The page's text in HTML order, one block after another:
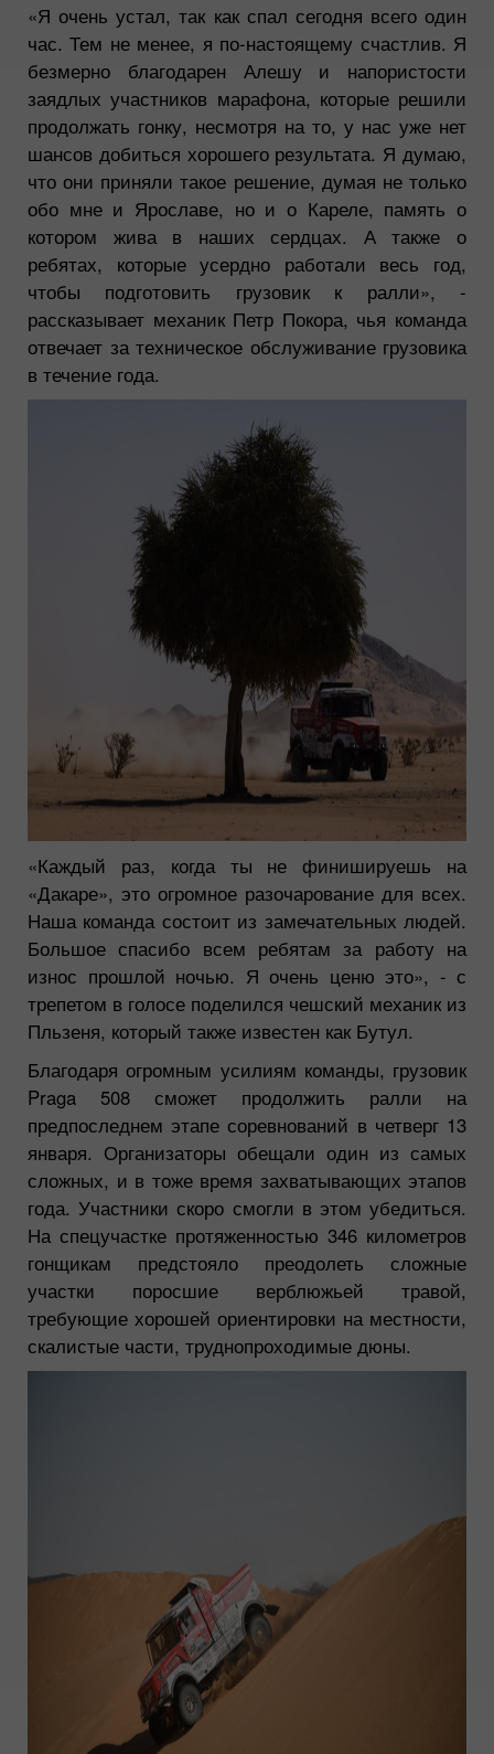
«Я очень устал, так как спал сегодня всего один
час. Тем не менее, я по-настоящему счастлив. Я
безмерно благодарен Алешу и напористости
заядлых участников марафона, которые решили
продолжать гонку, несмотря на то, у нас уже нет
шансов добиться хорошего результата. Я думаю,
что они приняли такое решение, думая не только
обо мне и Ярославе, но и о Кареле, память о
котором жива в наших сердцах. А также о
ребятах, которые усердно работали весь год,
чтобы подготовить грузовик к ралли», -
рассказывает механик Петр Покора, чья команда
отвечает за техническое обслуживание грузовика
в течение года.
«Каждый раз, когда ты не финишируешь на
«Дакаре», это огромное разочарование для всех.
Наша команда состоит из замечательных людей.
Большое спасибо всем ребятам за работу на
износ прошлой ночью. Я очень ценю это», - с
трепетом в голосе поделился чешский механик из
Пльзеня, который также известен как Бутул.
Благодаря огромным усилиям команды, грузовик
Praga 508 сможет продолжить ралли на
предпоследнем этапе соревнований в четверг 13
января. Организаторы обещали один из самых
сложных, и в тоже время захватывающих этапов
года. Участники скоро смогли в этом убедиться.
На спецучастке протяженностью 346 километров
гонщикам предстояло преодолеть сложные
участки поросшие верблюжьей травой,
требующие хорошей ориентировки на местности,
скалистые части, труднопроходимые дюны.